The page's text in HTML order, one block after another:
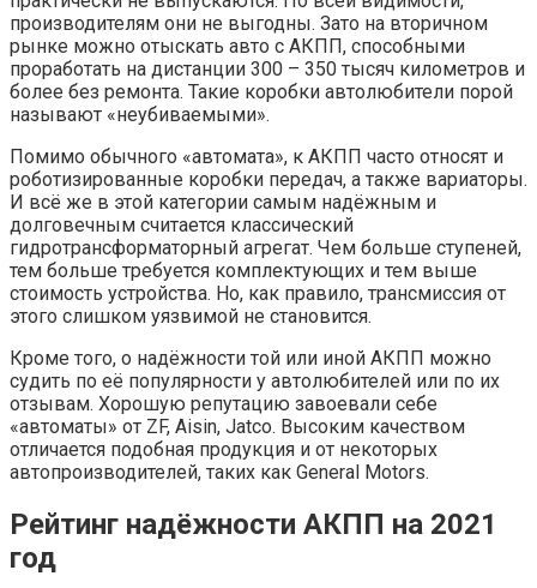
производителям они не выгодны. Зато на вторичном
рынке можно отыскать авто с АКПП, способными
проработать на дистанции 300 – 350 тысяч километров и
более без ремонта. Такие коробки автолюбители порой
называют «неубиваемыми».
Помимо обычного «автомата», к АКПП часто относят и
роботизированные коробки передач, а также вариаторы.
И всё же в этой категории самым надёжным и
долговечным считается классический
гидротрансформаторный агрегат. Чем больше ступеней,
тем больше требуется комплектующих и тем выше
стоимость устройства. Но, как правило, трансмиссия от
этого слишком уязвимой не становится.
Кроме того, о надёжности той или иной АКПП можно
судить по её популярности у автолюбителей или по их
отзывам. Хорошую репутацию завоевали себе
«автоматы» от ZF, Aisin, Jatco. Высоким качеством
отличается подобная продукция и от некоторых
автопроизводителей, таких как General Motors.
Рейтинг надёжности АКПП на 2021
год